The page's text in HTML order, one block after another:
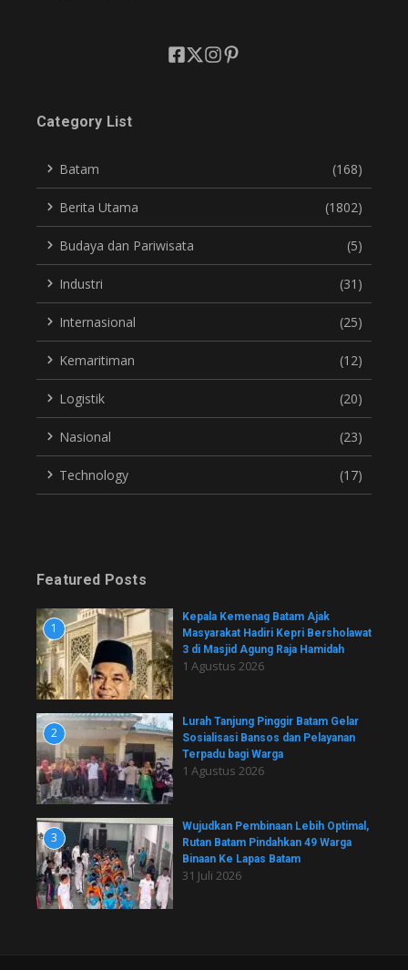
Category List
Batam (168)
Berita Utama (1802)
Budaya dan Pariwisata (5)
Industri (31)
Internasional (25)
Kemaritiman (12)
Logistik (20)
Nasional (23)
Technology (17)
Featured Posts
1
Kepala Kemenag Batam Ajak
Masyarakat Hadiri Kepri Bersholawat
3 di Masjid Agung Raja Hamidah
1 Agustus 2026
2
Lurah Tanjung Pinggir Batam Gelar
Sosialisasi Bansos dan Pelayanan
Terpadu bagi Warga
1 Agustus 2026
3
Wujudkan Pembinaan Lebih Optimal,
Rutan Batam Pindahkan 49 Warga
Binaan Ke Lapas Batam
31 Juli 2026